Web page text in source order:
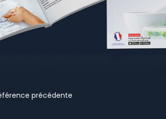
précédente